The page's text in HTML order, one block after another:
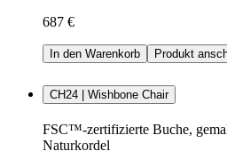
687 €
In den Warenkorb Produkt
CH24 | Wishbone Chair
FSC™-zertifizierte Buche,
Naturkordel